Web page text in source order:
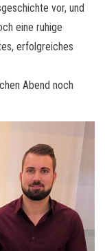
vor, und
eine ruhige
erfolgreiches
Abend noch